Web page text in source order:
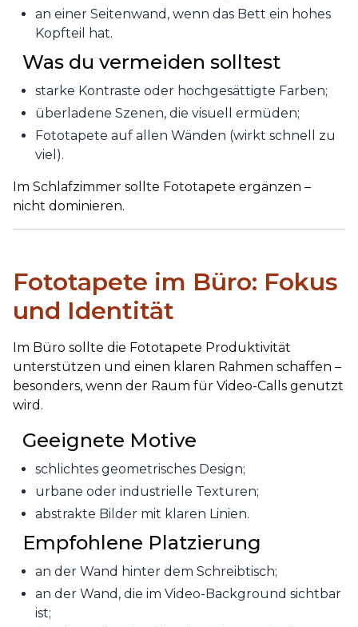
an einer Seitenwand, wenn das Bett ein hohes
Kopfteil hat.
Was du vermeiden solltest
starke Kontraste oder hochgesättigte Farben;
überladene Szenen, die visuell ermüden;
Fototapete auf allen Wänden (wirkt schnell zu
viel).
Im Schlafzimmer sollte Fototapete ergänzen –
nicht dominieren.
Fototapete im Büro: Fokus
und Identität
Im Büro sollte die Fototapete Produktivität
unterstützen und einen klaren Rahmen schaffen –
besonders, wenn der Raum für Video-Calls genutzt
wird.
Geeignete Motive
schlichtes geometrisches Design;
urbane oder industrielle Texturen;
abstrakte Bilder mit klaren Linien.
Empfohlene Platzierung
an der Wand hinter dem Schreibtisch;
an der Wand, die im Video-Background sichtbar
ist;